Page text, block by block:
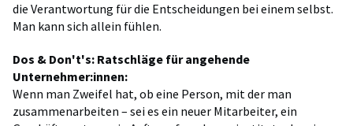
die Verantwortung für die Entscheidungen bei einem selbst.
Man kann sich allein fühlen.
Dos & Don't's: Ratschläge für angehende
Unternehmer:innen:
Wenn man Zweifel hat, ob eine Person, mit der man
zusammenarbeiten – sei es ein neuer Mitarbeiter, ein